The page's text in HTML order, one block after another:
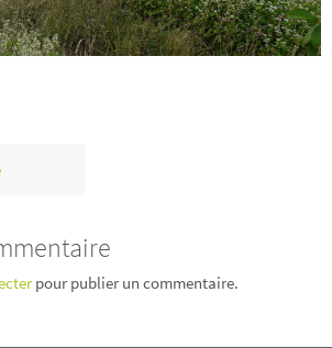
pour publier un commentaire.